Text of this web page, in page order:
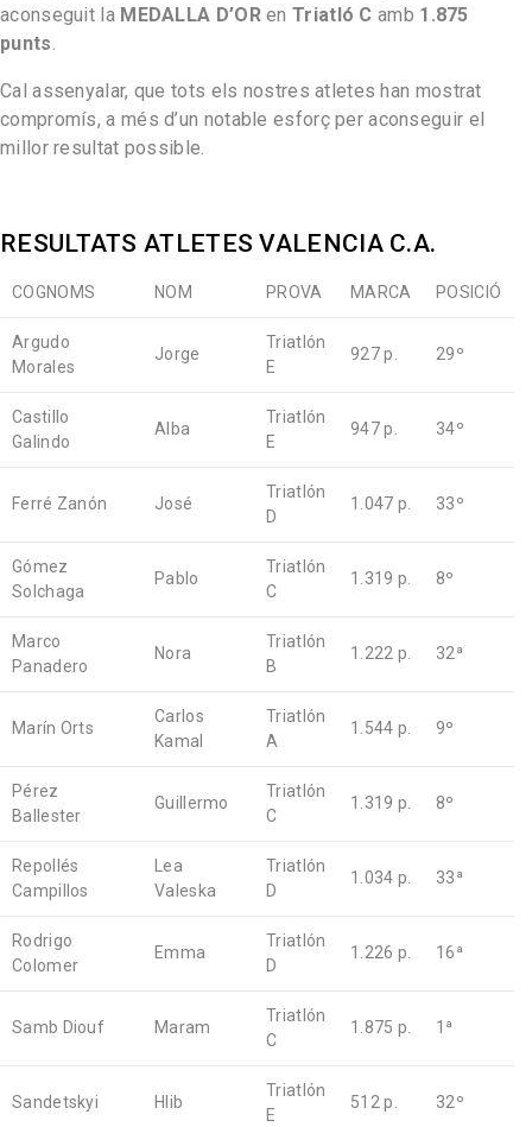
aconseguit la MEDALLA D’ORenTriatló C amb 1.875
punts.
Cal assenyalar, que tots els nostres atletes han mostrat
compromís, a més d’un notable esforç per aconseguir el
millor resultat possible.
RESULTATS ATLETES VALENCIA C.A.
COGNOMS NOM PROVA MARCA POSICIÓ
Argudo
Morales
Jorge
Triatlón
E
927 p. 29º
Castillo
Galindo
Alba
Triatlón
E
947 p. 34º
Ferré Zanón José
Triatlón
D
1.047 p. 33º
Gómez
Solchaga
Pablo
Triatlón
C
1.319 p. 8º
Marco
Panadero
Nora
Triatlón
B
1.222 p. 32ª
Marín Orts
Carlos
Kamal
Triatlón
A
1.544 p. 9º
Pérez
Ballester
Guillermo
Triatlón
C
1.319 p. 8º
Repollés
Campillos
Lea
Valeska
Triatlón
D
1.034 p. 33ª
Rodrigo
Colomer
Emma
Triatlón
D
1.226 p. 16ª
Samb Diouf Maram
Triatlón
C
1.875 p. 1ª
Sandetskyi Hlib
Triatlón
E
512 p. 32º